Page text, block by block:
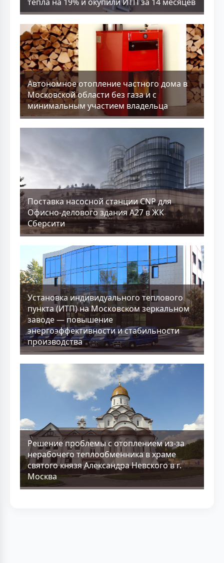
Aвтономное отопление частного дома в
Московской области без газа и с
минимальным участием владельца
Поставка насосной станции CNP для
Офисно-делового здания А27 в ЖК
Сберсити
Установка индивидуального теплового
пункта (ИТП) на Московском зеркальном
заводе — повышение
энергоэффективности и стабильности
производства
Решение проблемы с отоплением из-за
нерабочего теплообменника в храме
святого князя Александра Невского в г.
Москва